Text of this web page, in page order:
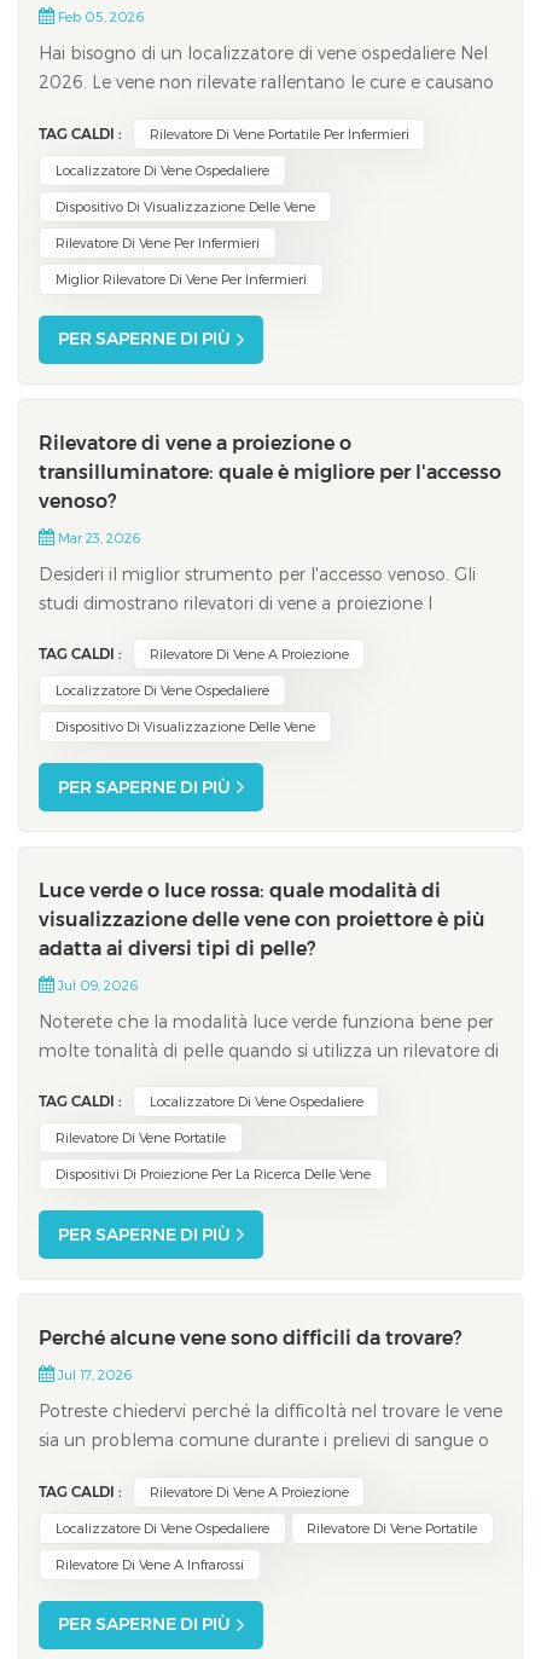
Feb 05, 2026
Hai bisogno di un localizzatore di vene ospedaliere Nel
2026. Le vene non rilevate rallentano le cure e causano
venipuntura al primo tentativo fallisce fino al 55% delle
volte in alcune regioni. Gli ospedali registrano una
crescente domanda di disp...
TAG CALDI : Rilevatore Di Vene Portatile Per Infermieri
Localizzatore Di Vene Ospedaliere
Dispositivo Di Visualizzazione Delle Vene
Rilevatore Di Vene Per Infermieri
Miglior Rilevatore Di Vene Per Infermieri
PER SAPERNE DI PIÙ
Rilevatore di vene a proiezione o
transilluminatore: quale è migliore per l'accesso
venoso?
Mar 23, 2026
Desideri il miglior strumento per l'accesso venoso. Gli
studi dimostrano rilevatori di vene a proiezione I
ma non aumentano significativamente il tasso di
successo al primo tentativo rispetto ai metodi
tradizionali. Il grafico sottostante most...
TAG CALDI : Rilevatore Di Vene A Proiezione
Localizzatore Di Vene Ospedaliere
Dispositivo Di Visualizzazione Delle Vene
PER SAPERNE DI PIÙ
Luce verde o luce rossa: quale modalità di
visualizzazione delle vene con proiettore è più
adatta ai diversi tipi di pelle?
Jul 09, 2026
Noterete che la modalità luce verde funziona bene per
molte tonalità di pelle quando si utilizza un rilevatore di
verde offre un forte contrasto tra vene e pelle. Questo
rende le vene più facili da individuare su pelli chiare,
medie e scure. Sc...
TAG CALDI : Localizzatore Di Vene Ospedaliere
Rilevatore Di Vene Portatile
Dispositivi Di Proiezione Per La Ricerca Delle Vene
PER SAPERNE DI PIÙ
Perché alcune vene sono difficili da trovare?
Jul 17, 2026
Potreste chiedervi perché la difficoltà nel trovare le vene
sia un problema comune durante i prelievi di sangue o
riscontrano questo problema.Fattori come la genetica,
l'età, l'idratazione e le condizioni mediche giocano un
ruolo importante. Alcune...
TAG CALDI : Rilevatore Di Vene A Proiezione
Localizzatore Di Vene Ospedaliere Rilevatore Di Vene Portatile
Rilevatore Di Vene A Infrarossi
PER SAPERNE DI PIÙ